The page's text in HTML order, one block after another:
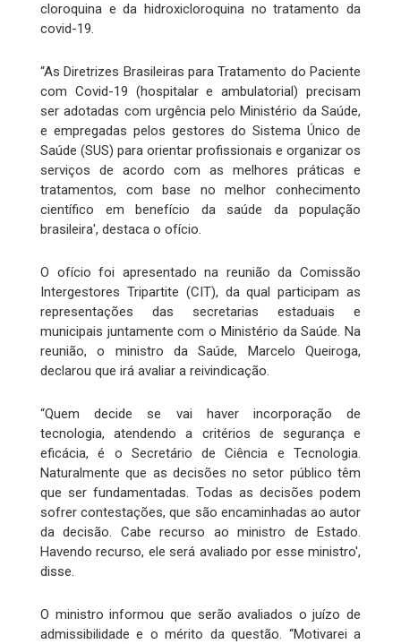
cloroquina e da hidroxicloroquina no tratamento da
covid-19.
“As Diretrizes Brasileiras para Tratamento do Paciente
com Covid-19 (hospitalar e ambulatorial) precisam
ser adotadas com urgência pelo Ministério da Saúde,
e empregadas pelos gestores do Sistema Único de
Saúde (SUS) para orientar profissionais e organizar os
serviços de acordo com as melhores práticas e
tratamentos, com base no melhor conhecimento
científico em benefício da saúde da população
brasileira', destaca o ofício.
O ofício foi apresentado na reunião da Comissão
Intergestores Tripartite (CIT), da qual participam as
representações das secretarias estaduais e
municipais juntamente com o Ministério da Saúde. Na
reunião, o ministro da Saúde, Marcelo Queiroga,
declarou que irá avaliar a reivindicação.
“Quem decide se vai haver incorporação de
tecnologia, atendendo a critérios de segurança e
eficácia, é o Secretário de Ciência e Tecnologia.
Naturalmente que as decisões no setor público têm
que ser fundamentadas. Todas as decisões podem
sofrer contestações, que são encaminhadas ao autor
da decisão. Cabe recurso ao ministro de Estado.
Havendo recurso, ele será avaliado por esse ministro',
disse.
O ministro informou que serão avaliados o juízo de
admissibilidade e o mérito da questão. “Motivarei a